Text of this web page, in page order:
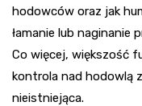
hodowców oraz jak
łamanie lub naginanie
Co więcej, większość
kontrola nad hodowlą
nieistniejąca.